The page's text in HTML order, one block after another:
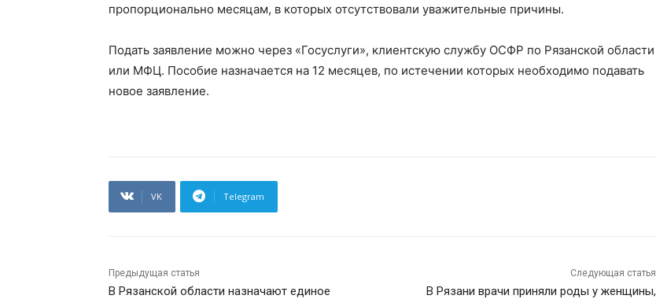
пропорционально месяцам, в которых отсутствовали уважительные причины.
Подать заявление можно через «Госуслуги», клиентскую службу ОСФР по Рязанской области
или МФЦ. Пособие назначается на 12 месяцев, по истечении которых необходимо подавать
новое заявление.
VK Telegram
Предыдущая статья
В Рязанской области назначают единое
Следующая статья
В Рязани врачи приняли роды у женщины,